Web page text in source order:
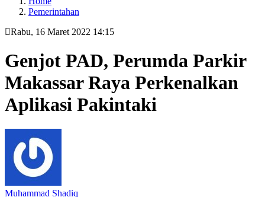
Pemerintahan
Rabu, 16 Maret 2022 14:15
Genjot PAD, Perumda Parkir
Makassar Raya Perkenalkan
Aplikasi Pakintaki
Muhammad Shadiq